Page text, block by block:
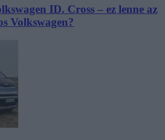
ID. Cross – ez lenne az
Volkswagen?